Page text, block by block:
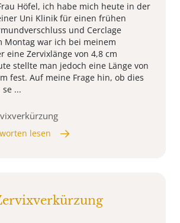
Höfel, ich habe mich heute in der
Uni Klinik für einen frühen
und Cerclage
Montag war ich bei meinem
eine Zervixlänge von 4,8 cm
stellte man jedoch eine Länge von
fest. Auf meine Frage hin, ob dies
...
lesen